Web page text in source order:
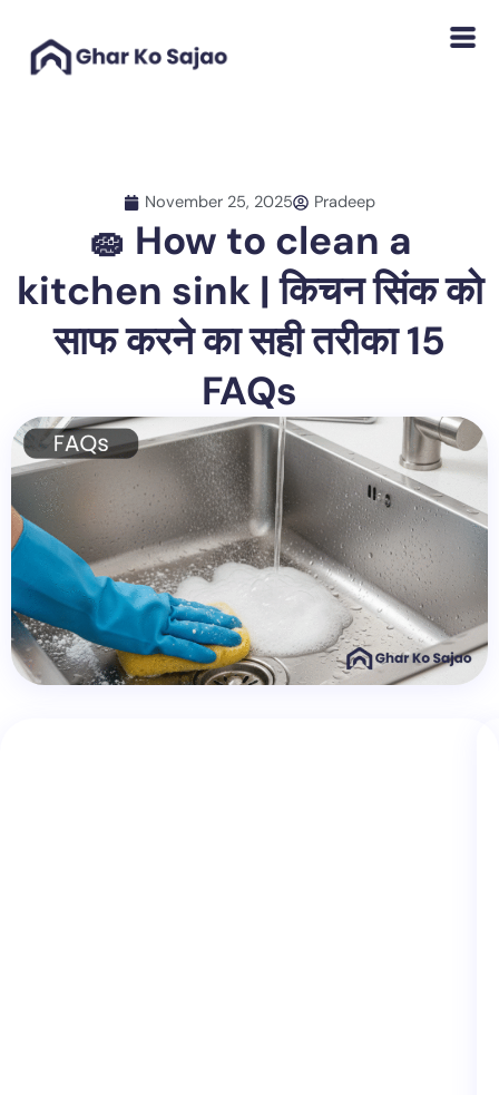
content
November 25, 2025 Pradeep
🧽 How to clean a
kitchen sink | किचन सिंक को
साफ करने का सही तरीका 15
FAQs